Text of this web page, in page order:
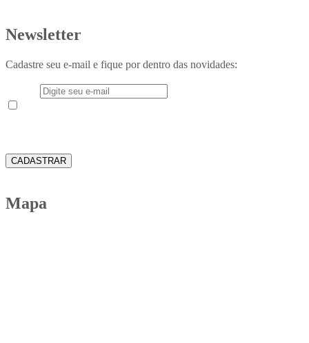
Newsletter
Cadastre seu e-mail e fique por dentro das novidades:
CADASTRAR
Mapa